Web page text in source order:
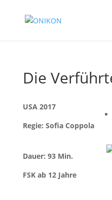
Die
USA 2017
Regie: Sofia Coppola
Dauer: 93 Min.
FSK ab 12 Jahre